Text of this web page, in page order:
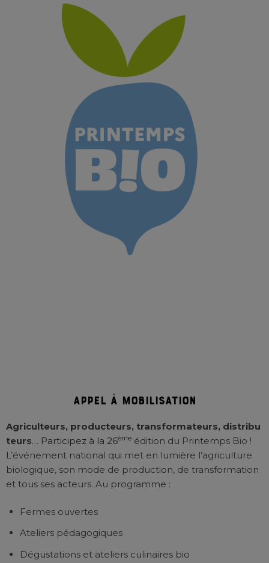
appel à mobilisation
Agriculteurs, producteurs, transformateurs, distribu
teurs… Participez à la 26ème édition du Printemps Bio !
L’événement national qui met en lumière l’agriculture
biologique, son mode de production, de transformation
et tous ses acteurs. Au programme :
Fermes ouvertes
Ateliers pédagogiques
Dégustations et ateliers culinaires bio